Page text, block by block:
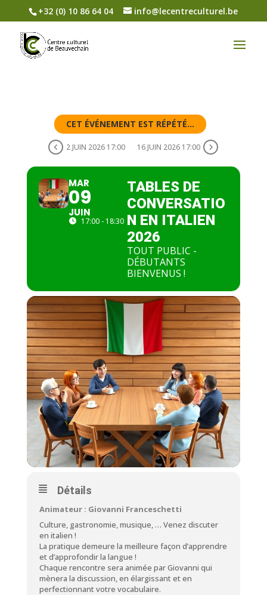
+32 (0) 10 86 64 04 info@lecentreculturel.be
CET ÉVÉNEMENT EST RÉPÉTÉ...
2 JUIN 2026 17:00 16 JUIN 2026 17:00
MAR
09
JUIN
17:00 - 18:30
TABLES DE
CONVERSATIO
N EN ITALIEN
2026
TOUT PUBLIC -
DÉBUTANTS
BIENVENUS !
Détails
Animateur : Giovanni Franceschetti
Culture, gastronomie, musique, … Venez discuter
en italien !
La pratique demeure la meilleure façon d’apprendre
et d’approfondir la langue !
Chaque rencontre sera animée par Giovanni qui
mènera la discussion, en élargissant et en
perfectionnant votre vocabulaire.